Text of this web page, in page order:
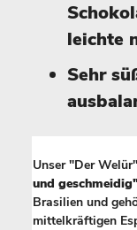
leichte
Sehr
Unser "Der
und
Brasilien und
mittelkräftigen